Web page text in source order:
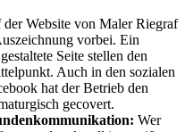
Website von Maler Riegraf
vorbei. Ein
Seite stellen den
Auch in den sozialen
hat der Betrieb den
gecovert.
Wer